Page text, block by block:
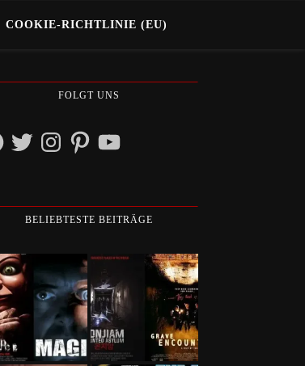
COOKIE-RICHTLINIE (EU)
FOLGT UNS
TwitterInstagramPinterestYouTube
BELIEBTESTE BEITRÄGE